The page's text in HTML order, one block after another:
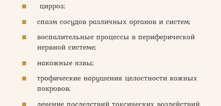
цирроз;
спазм сосудов различных органов и систем;
воспалительные процессы в периферической
нервной системе;
накожные язвы;
трофические нарушения целостности кожных
покровов;